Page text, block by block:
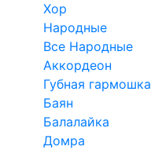
Хор
Народные
Все Народные
Аккордеон
Губная гармошка
Баян
Балалайка
Домра